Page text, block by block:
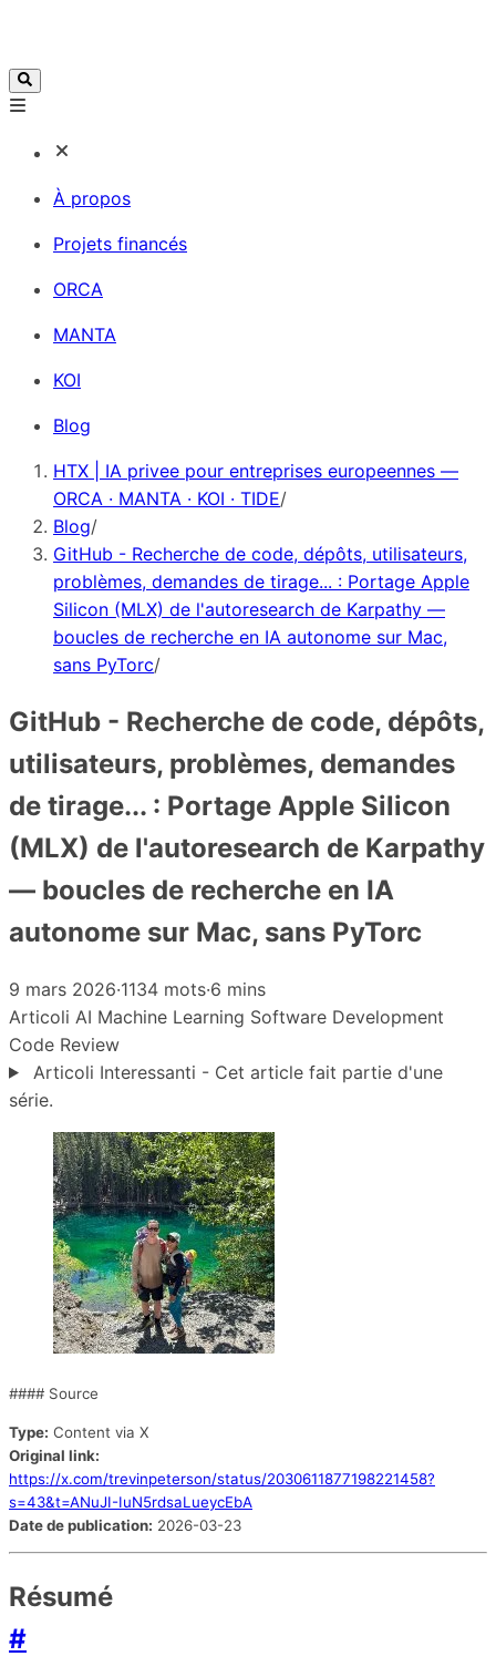
À propos
Projets financés
ORCA
MANTA
KOI
Blog
HTX | IA privee pour entreprises europeennes —
ORCA · MANTA · KOI · TIDE/
Blog/
GitHub - Recherche de code, dépôts, utilisateurs,
problèmes, demandes de tirage... : Portage Apple
Silicon (MLX) de l'autoresearch de Karpathy —
boucles de recherche en IA autonome sur Mac,
sans PyTorc/
GitHub - Recherche de code, dépôts,
utilisateurs, problèmes, demandes
de tirage... : Portage Apple Silicon
(MLX) de l'autoresearch de Karpathy
— boucles de recherche en IA
autonome sur Mac, sans PyTorc
9 mars 2026·1134 mots·6 mins
Articoli AI Machine Learning Software Development
Code Review
Articoli Interessanti - Cet article fait partie d'une
série.
#### Source
Type: Content via X
Original link:
https://x.com/trevinpeterson/status/2030611877198221458?
s=43&t=ANuJI-IuN5rdsaLueycEbA
Date de publication: 2026-03-23
Résumé
#